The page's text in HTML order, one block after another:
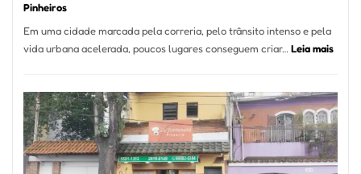
Pinheiros
Em uma cidade marcada pela correria, pelo trânsito intenso e pela
vida urbana acelerada, poucos lugares conseguem criar… Leia mais:
Se
Um
dos